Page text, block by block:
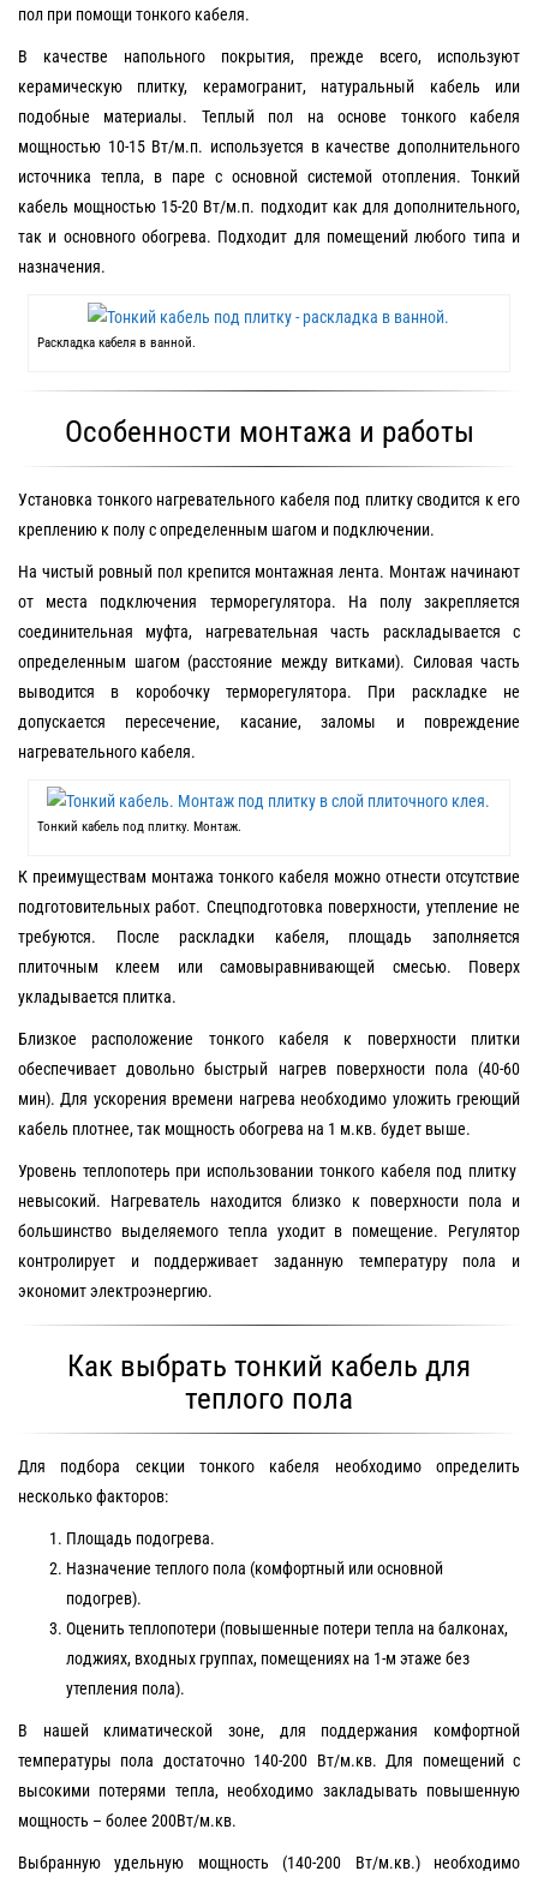
пол при помощи тонкого кабеля.
В качестве напольного покрытия, прежде всего, используют
керамическую плитку, керамогранит, натуральный кабель или
подобные материалы. Теплый пол на основе тонкого кабеля
мощностью 10-15 Вт/м.п. используется в качестве дополнительного
источника тепла, в паре с основной системой отопления. Тонкий
кабель мощностью 15-20 Вт/м.п. подходит как для дополнительного,
так и основного обогрева. Подходит для помещений любого типа и
назначения.
Раскладка кабеля в ванной.
Особенности монтажа и работы
Установка тонкого нагревательного кабеля под плитку сводится к его
креплению к полу с определенным шагом и подключении.
На чистый ровный пол крепится монтажная лента. Монтаж начинают
от места подключения терморегулятора. На полу закрепляется
соединительная муфта, нагревательная часть раскладывается с
определенным шагом (расстояние между витками). Силовая часть
выводится в коробочку терморегулятора. При раскладке не
допускается пересечение, касание, заломы и повреждение
нагревательного кабеля.
Тонкий кабель под плитку. Монтаж.
К преимуществам монтажа тонкого кабеля можно отнести отсутствие
подготовительных работ. Спецподготовка поверхности, утепление не
требуются. После раскладки кабеля, площадь заполняется
плиточным клеем или самовыравнивающей смесью. Поверх
укладывается плитка.
Близкое расположение тонкого кабеля к поверхности плитки
обеспечивает довольно быстрый нагрев поверхности пола (40-60
мин). Для ускорения времени нагрева необходимо уложить греющий
кабель плотнее, так мощность обогрева на 1 м.кв. будет выше.
Уровень теплопотерь при использовании тонкого кабеля под плитку
невысокий. Нагреватель находится близко к поверхности пола и
большинство выделяемого тепла уходит в помещение. Регулятор
контролирует и поддерживает заданную температуру пола и
экономит электроэнергию.
Как выбрать тонкий кабель для
теплого пола
Для подбора секции тонкого кабеля необходимо определить
несколько факторов:
Площадь подогрева.
Назначение теплого пола (комфортный или основной
подогрев).
Оценить теплопотери (повышенные потери тепла на балконах,
лоджиях, входных группах, помещениях на 1-м этаже без
утепления пола).
В нашей климатической зоне, для поддержания комфортной
температуры пола достаточно 140-200 Вт/м.кв. Для помещений с
высокими потерями тепла, необходимо закладывать повышенную
мощность – более 200Вт/м.кв.
Выбранную удельную мощность (140-200 Вт/м.кв.) необходимо